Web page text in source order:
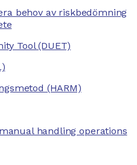
behov av riskbedömning
Tool (DUET)
(HARM)
handling operations